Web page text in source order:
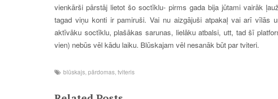
vienkārši pārstāj lietot šo soctīklu- pirms gada bija jūtami vairāk
tagad viņu konti ir pamiruši. Vai nu aizgājuši atpakaļ vai arī vīlās
aktīvāku soctīklu, plašākas sarunas, lielāku atbalsi, utt, tad šī
vien) nebūs vēl kādu laiku. Blūskajam vēl nesanāk būt par tviteri.
blūskajs pārdomas tviteris